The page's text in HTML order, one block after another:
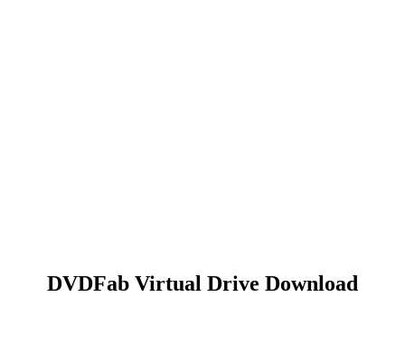
DVDFab Virtual Drive Download